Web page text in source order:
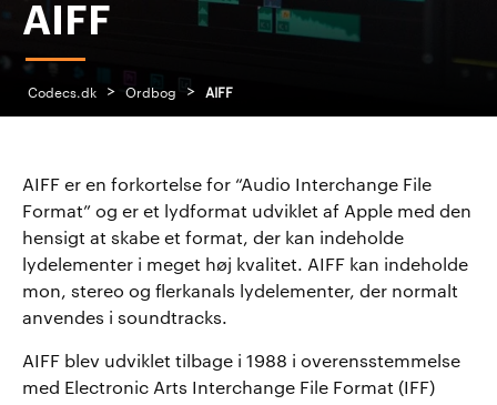
AIFF
Codecs.dk > Ordbog > AIFF
AIFF er en forkortelse for “Audio Interchange File
Format” og er et lydformat udviklet af Apple med den
hensigt at skabe et format, der kan indeholde
lydelementer i meget høj kvalitet. AIFF kan indeholde
mon, stereo og flerkanals lydelementer, der normalt
anvendes i soundtracks.
AIFF blev udviklet tilbage i 1988 i overensstemmelse
med Electronic Arts Interchange File Format (IFF)